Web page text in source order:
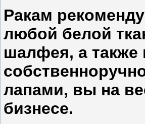
Ракам
любой белой
шалфея, а также
лапами, вы на
бизнесе.